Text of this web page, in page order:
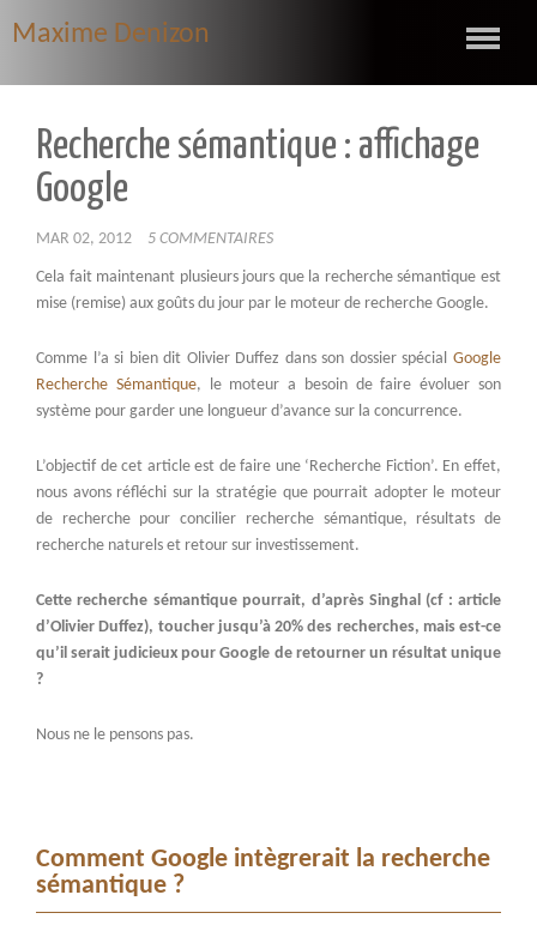
Maxime Denizon
Recherche sémantique : affichage
Google
MAR 02, 2012 5 COMMENTAIRES
Cela fait maintenant plusieurs jours que la recherche sémantique est
mise (remise) aux goûts du jour par le moteur de recherche Google.
Comme l’a si bien dit Olivier Duffez dans son dossier spécial Google
Recherche Sémantique, le moteur a besoin de faire évoluer son
système pour garder une longueur d’avance sur la concurrence.
L’objectif de cet article est de faire une ‘Recherche Fiction’. En effet,
nous avons réfléchi sur la stratégie que pourrait adopter le moteur
de recherche pour concilier recherche sémantique, résultats de
recherche naturels et retour sur investissement.
Cette recherche sémantique pourrait, d’après Singhal (cf : article
d’Olivier Duffez), toucher jusqu’à 20% des recherches, mais est-ce
qu’il serait judicieux pour Google de retourner un résultat unique
?
Nous ne le pensons pas.
Comment Google intègrerait la recherche
sémantique ?